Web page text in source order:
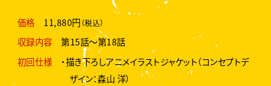
価格 11,880円（税込）
収録内容
第15話～第18話
初回仕様
・描き下ろしアニメイラストジャケット（コンセプトデ
ザイン：森山 洋）